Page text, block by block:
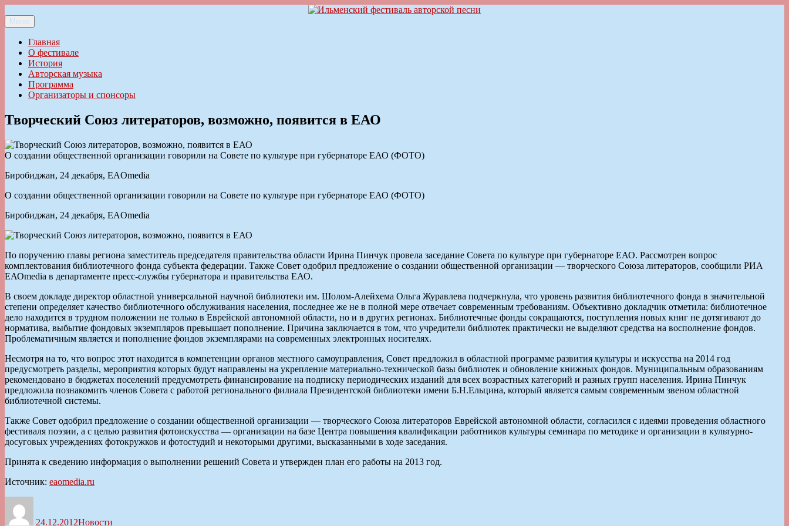
к
содержимому
Ильменский фестиваль авторской песни
Меню
Главная
О фестивале
История
Авторская музыка
Программа
Организаторы и спонсоры
Творческий Союз литераторов, возможно, появится в ЕАО
О создании общественной организации говорили на Совете по культуре при губернаторе ЕАО (ФОТО)
Биробиджан, 24 декабря, EAOmedia
О создании общественной организации говорили на Совете по культуре при губернаторе ЕАО (ФОТО)
Биробиджан, 24 декабря, EAOmedia
По поручению главы региона заместитель председателя правительства области Ирина Пинчук провела заседание Совета по культуре при губернаторе ЕАО. Рассмотрен вопрос
комплектования библиотечного фонда субъекта федерации. Также Совет одобрил предложение о создании общественной организации — творческого Союза литераторов, сообщили РИА
ЕАОmedia в департаменте пресс-службы губернатора и правительства ЕАО.
В своем докладе директор областной универсальной научной библиотеки им. Шолом-Алейхема Ольга Журавлева подчеркнула, что уровень развития библиотечного фонда в значительной
степени определяет качество библиотечного обслуживания населения, последнее же не в полной мере отвечает современным требованиям. Объективно докладчик отметила: библиотечное
дело находится в трудном положении не только в Еврейской автономной области, но и в других регионах. Библиотечные фонды сокращаются, поступления новых книг не дотягивают до
норматива, выбытие фондовых экземпляров превышает пополнение. Причина заключается в том, что учредители библиотек практически не выделяют средства на восполнение фондов.
Проблематичным является и пополнение фондов экземплярами на современных электронных носителях.
Несмотря на то, что вопрос этот находится в компетенции органов местного самоуправления, Совет предложил в областной программе развития культуры и искусства на 2014 год
предусмотреть разделы, мероприятия которых будут направлены на укрепление материально-технической базы библиотек и обновление книжных фондов. Муниципальным образованиям
рекомендовано в бюджетах поселений предусмотреть финансирование на подписку периодических изданий для всех возрастных категорий и разных групп населения. Ирина Пинчук
предложила познакомить членов Совета с работой регионального филиала Президентской библиотеки имени Б.Н.Ельцина, который является самым современным звеном областной
библиотечной системы.
Также Совет одобрил предложение о создании общественной организации — творческого Союза литераторов Еврейской автономной области, согласился с идеями проведения областного
фестиваля поэзии, а с целью развития фотоискусства — организации на базе Центра повышения квалификации работников культуры семинара по методике и организации в культурно-
досуговых учреждениях фотокружков и фотостудий и некоторыми другими, высказанными в ходе заседания.
Принята к сведению информация о выполнении решений Совета и утвержден план его работы на 2013 год.
Источник: eaomedia.ru
24.12.2012Новости